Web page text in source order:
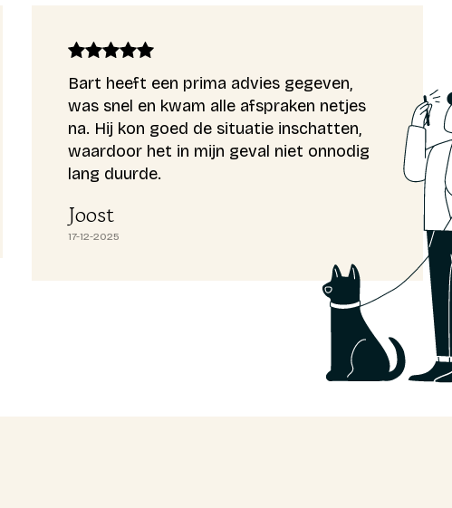
Bart heeft een prima advies gegeven,
was snel en kwam alle afspraken netjes
na. Hij kon goed de situatie inschatten,
waardoor het in mijn geval niet onnodig
lang duurde.
Joost
17-12-2025